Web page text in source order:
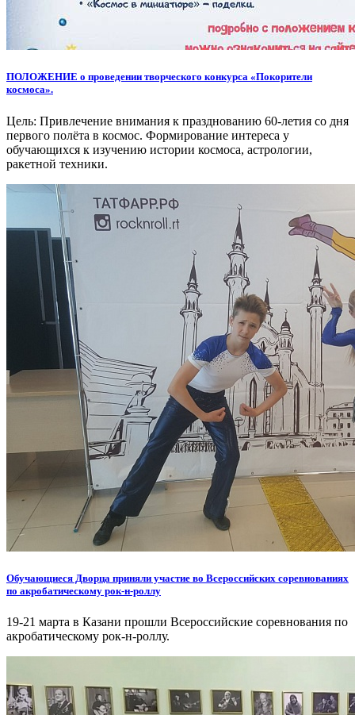
ПОЛОЖЕНИЕ о проведении творческого конкурса «Покорители
космоса».
Цель: Привлечение внимания к празднованию 60-летия со дня
первого полёта в космос. Формирование интереса у
обучающихся к изучению истории космоса, астрологии,
ракетной техники.
Обучающиеся Дворца приняли участие во Всероссийских соревнованиях
по акробатическому рок-н-роллу
19-21 марта в Казани прошли Всероссийские соревнования по
акробатическому рок-н-роллу.